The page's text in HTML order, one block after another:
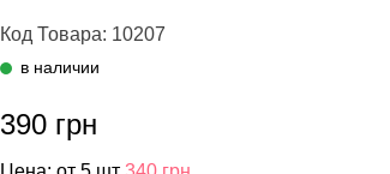
Код Товара: 10207
в наличии
390 грн